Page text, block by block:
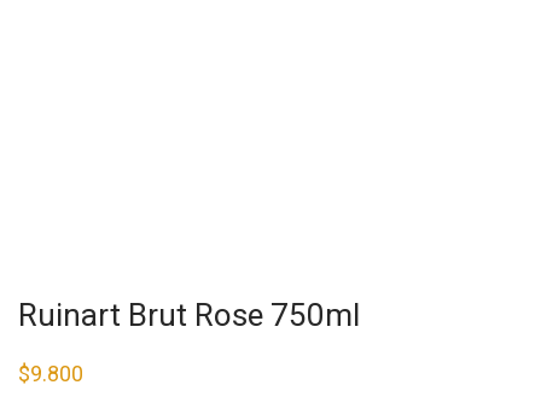
Ruinart Brut Rose 750ml
$9.800